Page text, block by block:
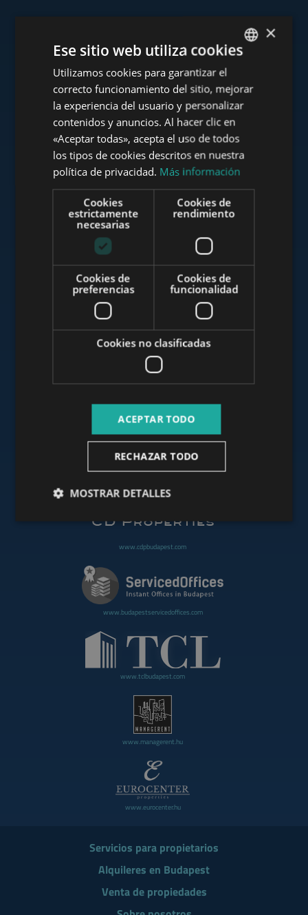
Consulte nuestra cartera
www.tower-investments.com
www.towerassistance.com
www.budapestluxuryapartments.hu
www.budapestoffices.net
www.cdpbudapest.com
www.budapestservicedoffices.com
www.tclbudapest.com
www.managerent.hu
www.eurocenter.hu
Servicios para propietarios
Alquileres en Budapest
Venta de propiedades
ENGLISH
HUNGARIAN
FRENCH
SPANISH
RUSSIAN
×
Ese sitio web utiliza cookies
Utilizamos cookies para garantizar el
correcto funcionamiento del sitio, mejorar
la experiencia del usuario y personalizar
contenidos y anuncios. Al hacer clic en
«Aceptar todas», acepta el uso de todos
los tipos de cookies descritos en nuestra
política de privacidad. Más información
Cookies
estrictamente
necesarias
Cookies de
rendimiento
Cookies de
preferencias
Cookies de
funcionalidad
Cookies no clasificadas
ACEPTAR TODO
RECHAZAR TODO
MOSTRAR DETALLES